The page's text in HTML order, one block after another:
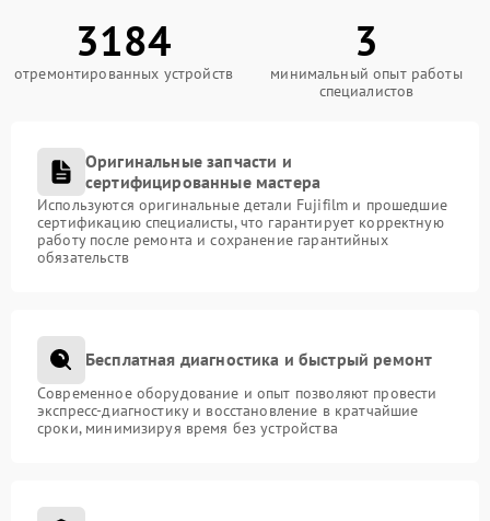
3184
отремонтированных устройств
3
минимальный опыт работы
специалистов
Оригинальные запчасти и
сертифицированные мастера
Используются оригинальные детали Fujifilm и прошедшие
сертификацию специалисты, что гарантирует корректную
работу после ремонта и сохранение гарантийных
обязательств
Бесплатная диагностика и быстрый ремонт
Современное оборудование и опыт позволяют провести
экспресс-диагностику и восстановление в кратчайшие
сроки, минимизируя время без устройства